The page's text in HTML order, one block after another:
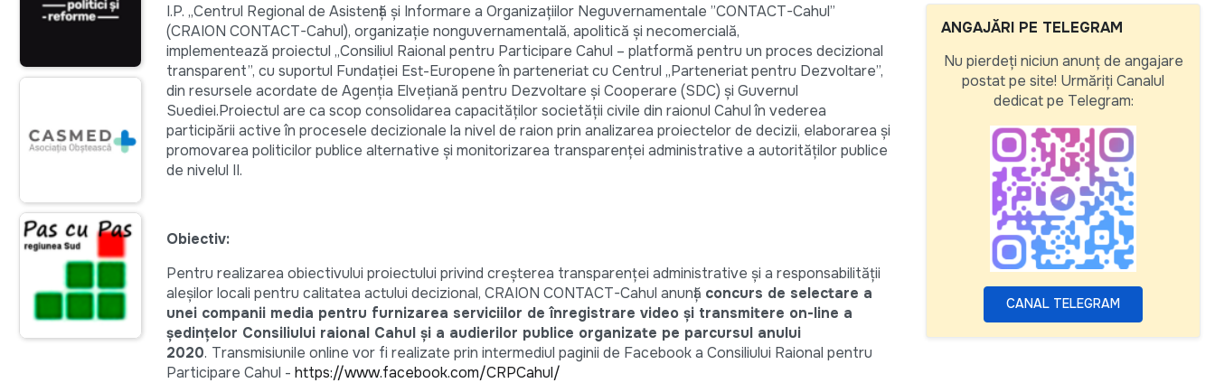
I.P. „Centrul Regional de Asistență și Informare a Organizațiilor Neguvernamentale ”CONTACT-Cahul”
(CRAION CONTACT-Cahul), organizație nonguvernamentală, apolitică și necomercială,
implementează proiectul „Consiliul Raional pentru Participare Cahul – platformă pentru un proces decizional
transparent”, cu suportul Fundaţiei Est-Europene în parteneriat cu Centrul „Parteneriat pentru Dezvoltare”,
din resursele acordate de Agenţia Elveţiană pentru Dezvoltare şi Cooperare (SDC) şi Guvernul
Suediei.Proiectul are ca scop consolidarea capacităților societății civile din raionul Cahul în vederea
participării active în procesele decizionale la nivel de raion prin analizarea proiectelor de decizii, elaborarea și
promovarea politicilor publice alternative şi monitorizarea transparenței administrative a autorităților publice
de nivelul II.
Obiectiv:
Pentru realizarea obiectivului proiectului privind creșterea transparenței administrative și a responsabilității
aleșilor locali pentru calitatea actului decizional, CRAION CONTACT-Cahul anunță concurs de selectare a
unei companii media pentru furnizarea serviciilor de înregistrare video și transmitere on-line a
ședințelor Consiliului raional Cahul și a audierilor publice organizate pe parcursul anului
2020. Transmisiunile online vor fi realizate prin intermediul paginii de Facebook a Consiliului Raional pentru
Participare Cahul - https://www.facebook.com/CRPCahul/
ANGAJĂRI PE TELEGRAM
Nu pierdeți niciun anunț de angajare
postat pe site! Urmăriți Canalul
dedicat pe Telegram:
CANAL TELEGRAM